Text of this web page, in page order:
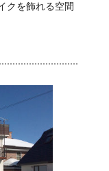
クを飾れる空間